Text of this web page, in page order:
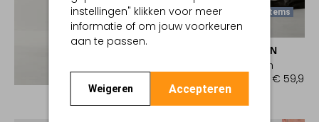
instellingen" klikken voor meer
informatie of om jouw voorkeuren
aan te passen.
Weigeren Accepteren
Ontdek de look
Laatste Items
-60%
DRYKORN
Pantalon
€ 59,99